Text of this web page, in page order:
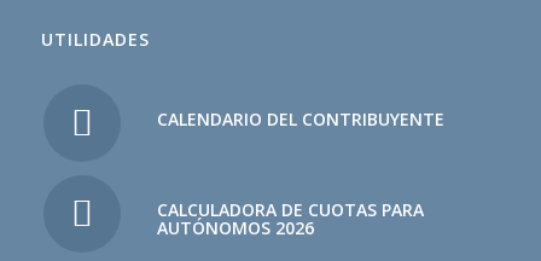
UTILIDADES
CALENDARIO DEL CONTRIBUYENTE
CALCULADORA DE CUOTAS PARA
AUTÓNOMOS 2026